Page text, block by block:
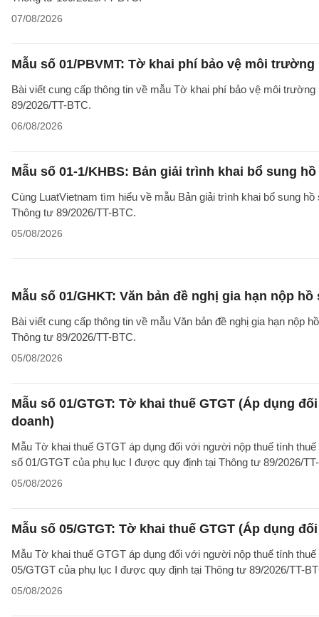
07/08/2026
Mẫu số 01/PBVMT: Tờ khai phí bảo vệ môi trường
Bài viết cung cấp thông tin về mẫu Tờ khai phí bảo vệ môi
89/2026/TT-BTC.
06/08/2026
Mẫu số 01-1/KHBS: Bản giải trình khai bổ sung
Cùng LuatVietnam tìm hiểu về mẫu Bản giải trình khai bổ sung
Thông tư 89/2026/TT-BTC.
05/08/2026
Mẫu số 01/GHKT: Văn bản đề nghị gia hạn nộp
Bài viết cung cấp thông tin về mẫu Văn bản đề nghị gia hạn nộp
Thông tư 89/2026/TT-BTC.
05/08/2026
Mẫu số 01/GTGT: Tờ khai thuế GTGT (Áp dụng
doanh)
Mẫu Tờ khai thuế GTGT áp dụng đối với người nộp thuế tính
số 01/GTGT của phụ lục I được quy định tại Thông tư 89/2026/
05/08/2026
Mẫu số 05/GTGT: Tờ khai thuế GTGT (Áp dụng
Mẫu Tờ khai thuế GTGT áp dụng đối với người nộp thuế tính
05/GTGT của phụ lục I được quy định tại Thông tư 89/2026/TT-
05/08/2026